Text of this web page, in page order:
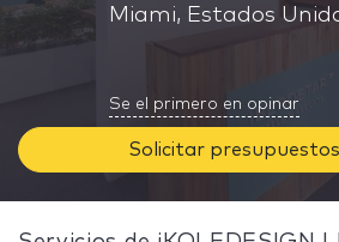
Miami, Estados
Se el primero en opinar
Solicitar presupuestos